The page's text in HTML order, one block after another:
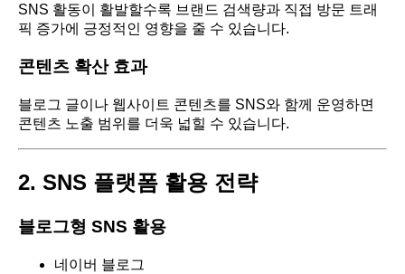
SNS 활동이 활발할수록 브랜드 검색량과 직접 방문 트래
픽 증가에 긍정적인 영향을 줄 수 있습니다.
콘텐츠 확산 효과
블로그 글이나 웹사이트 콘텐츠를 SNS와 함께 운영하면
콘텐츠 노출 범위를 더욱 넓힐 수 있습니다.
2. SNS 플랫폼 활용 전략
블로그형 SNS 활용
네이버 블로그